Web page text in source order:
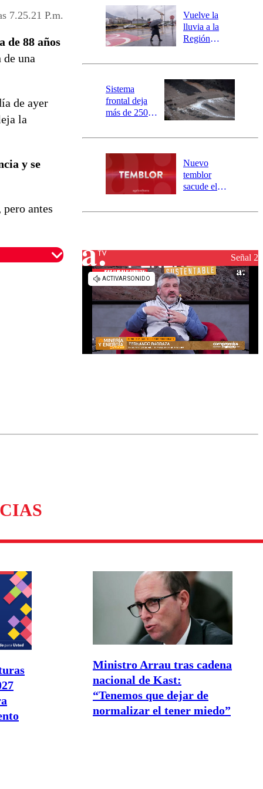
7.25.21 P.m.
de 88 años
de una
de ayer
la
y se
antes
río Damas:
activa
mensajería
SAE
Vuelve la
lluvia a la
Región
este es el
la DMC para
este viernes
Sistema
frontal deja
más de 250
y 317
aisladas entre
Valparaíso y
Los Ríos
Nuevo
temblor
sacude el
revisa la
Señal 2
Ministro Arrau tras cadena
nacional de Kast:
“Tenemos que dejar de
normalizar el tener miedo”